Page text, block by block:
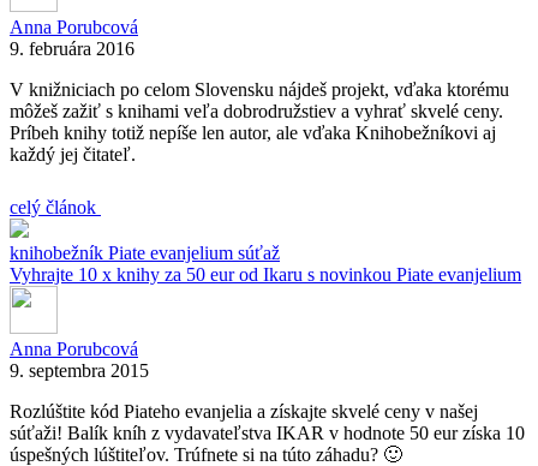
Anna Porubcová
9. februára 2016
V knižniciach po celom Slovensku nájdeš projekt, vďaka ktorému
môžeš zažiť s knihami veľa dobrodružstiev a vyhrať skvelé ceny.
Príbeh knihy totiž nepíše len autor, ale vďaka Knihobežníkovi aj
každý jej čitateľ.
celý článok
knihobežník Piate evanjelium súťaž
Vyhrajte 10 x knihy za 50 eur od Ikaru s novinkou Piate evanjelium
Anna Porubcová
9. septembra 2015
Rozlúštite kód Piateho evanjelia a získajte skvelé ceny v našej
súťaži! Balík kníh z vydavateľstva IKAR v hodnote 50 eur získa 10
úspešných lúštiteľov. Trúfnete si na túto záhadu? 🙂